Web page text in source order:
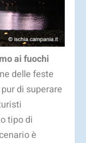
ai fuochi
delle feste
di superare
tipo di
è